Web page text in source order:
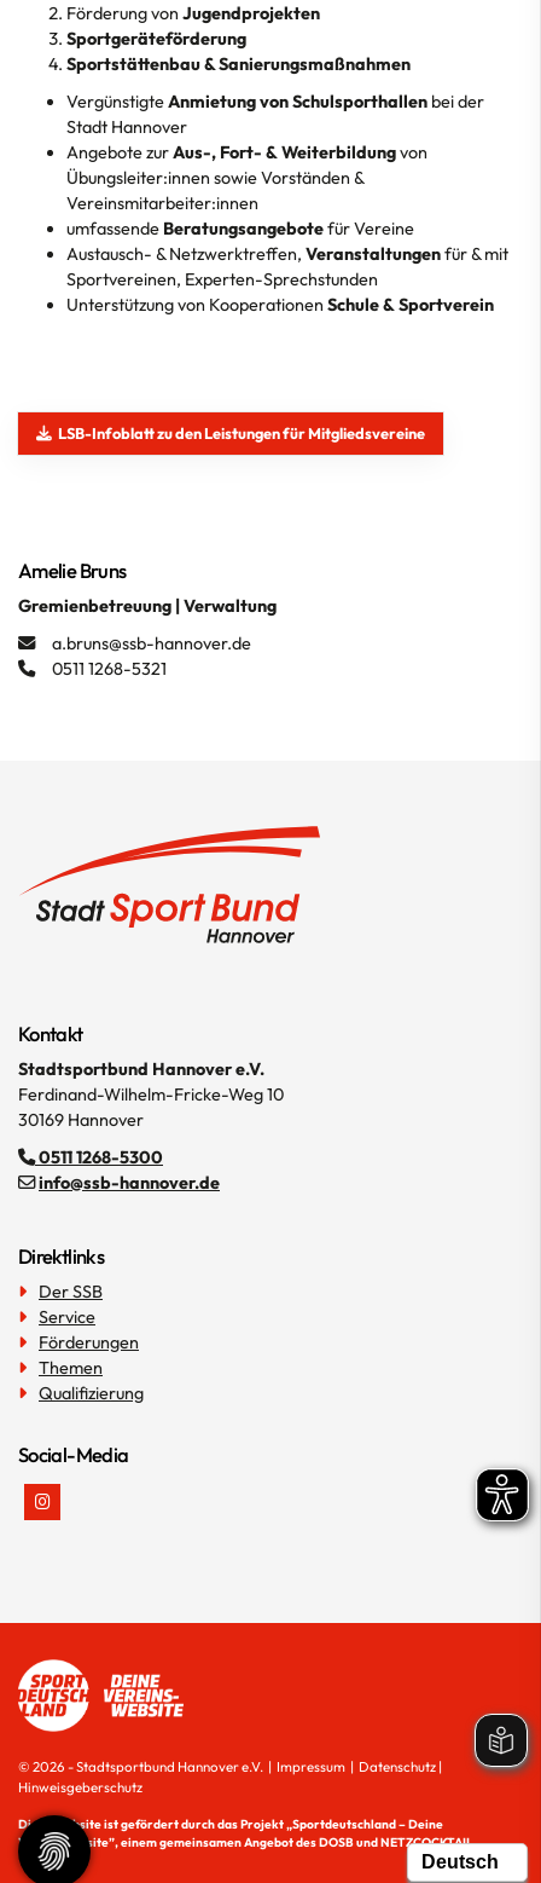
Förderung von Jugendprojekten
Sportgeräteförderung
Sportstättenbau & Sanierungsmaßnahmen
VergünstigteAnmietung von Schulsporthallen bei der
Stadt Hannover
Angebote zurAus-, Fort- & Weiterbildungvon
Übungsleiter:innen sowie Vorständen &
Vereinsmitarbeiter:innen
umfassende Beratungsangebotefür Vereine
Austausch- & Netzwerktreffen, Veranstaltungenfür & mit
Sportvereinen, Experten-Sprechstunden
Unterstützung von Kooperationen Schule & Sportverein
LSB-Infoblatt zu den Leistungen für Mitgliedsvereine
Amelie Bruns
Gremienbetreuung | Verwaltung
a.bruns@ssb-hannover.de
0511 1268-5321
Kontakt
Stadtsportbund Hannover e.V.
Ferdinand-Wilhelm-Fricke-Weg 10
30169 Hannover
0511 1268-5300
info@ssb-hannover.de
Direktlinks
Der SSB
Service
Förderungen
Themen
Qualifizierung
Social-Media
© 2026 - Stadtsportbund Hannover e.V. | Impressum | Datenschutz |
Hinweisgeberschutz
Diese Website ist gefördert durch das Projekt„Sportdeutschland – Deine
Vereinswebsite”, einem gemeinsamen Angebot des DOSB und NETZCOCKTAIL.
Qualifizierung
Der SSB